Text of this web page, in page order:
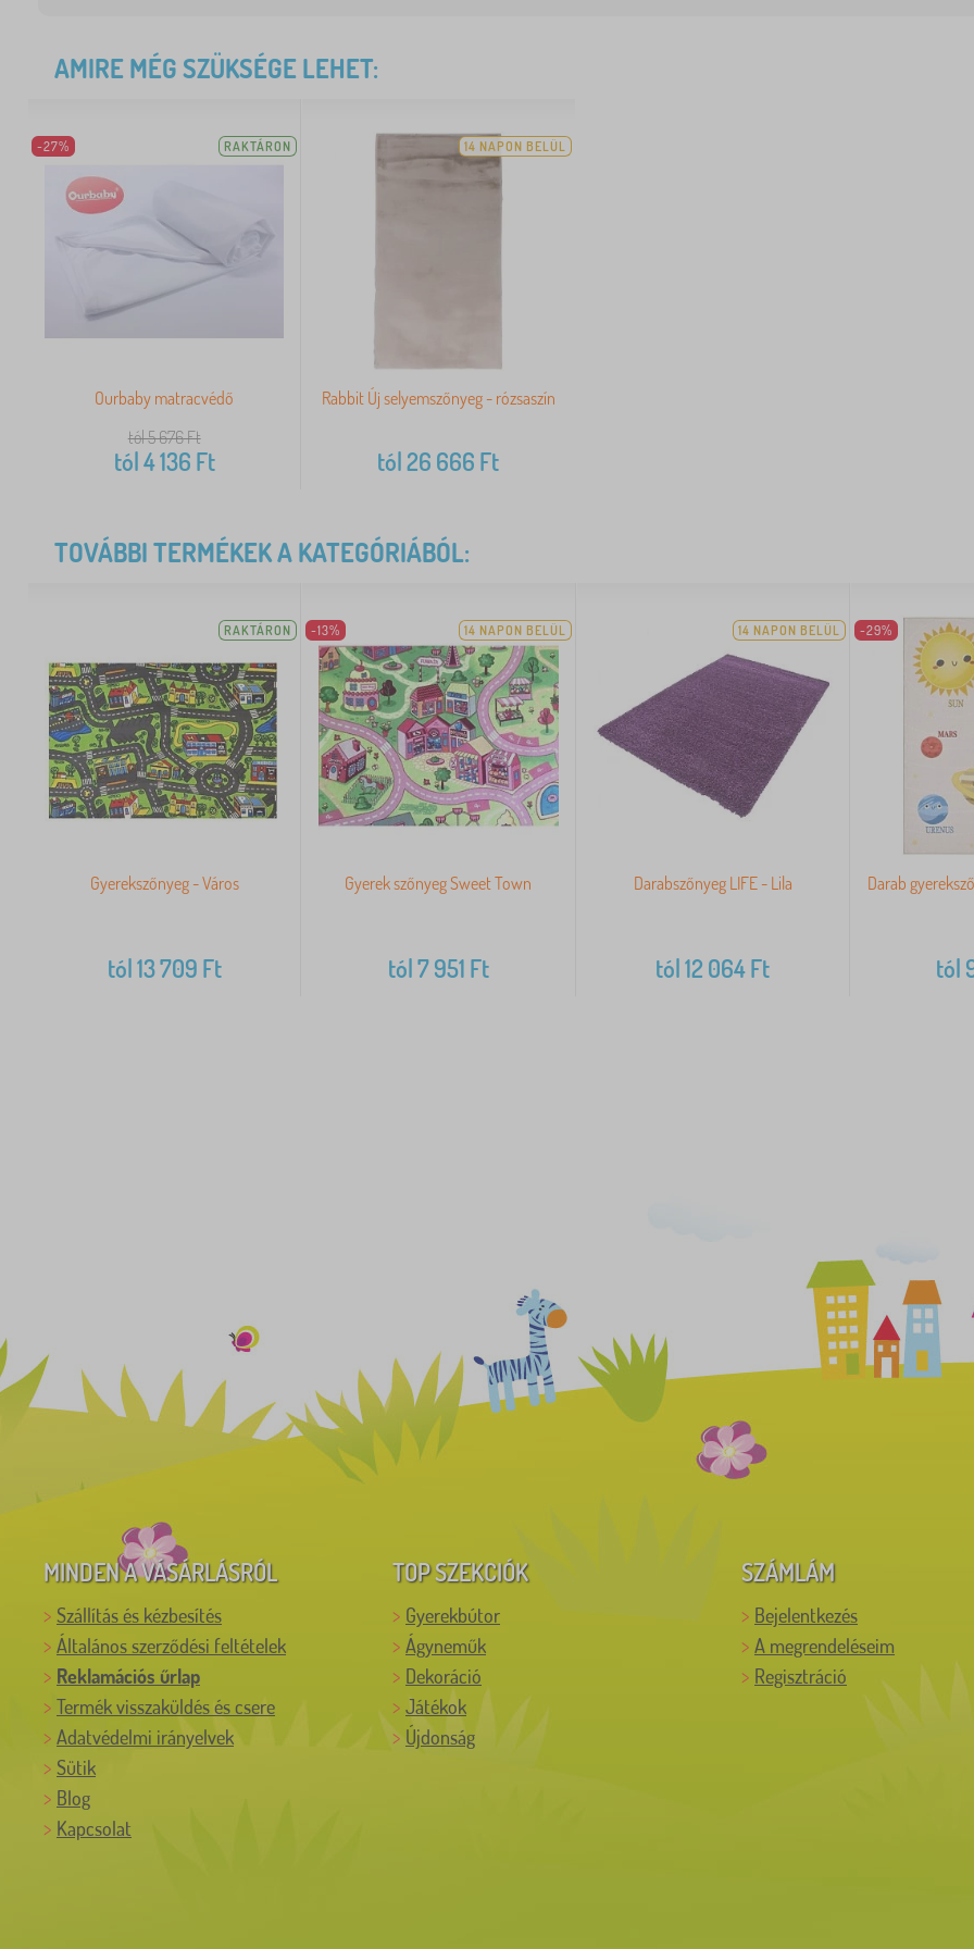
AMIRE MÉG SZÜKSÉGE LEHET:
-27% RAKTÁRON
Ourbaby matracvédő
tól 5 676Ft
tól4 136 Ft
14 NAPON BELÜL
Rabbit Új selyemszőnyeg - rózsaszín
tól26 666 Ft
TOVÁBBI TERMÉKEK A KATEGÓRIÁBÓL:
RAKTÁRON
Gyerekszőnyeg - Város
tól13 709 Ft
-13% 14 NAPON BELÜL
Gyerek szőnyeg Sweet Town
tól7 951 Ft
14 NAPON BELÜL
Darabszőnyeg LIFE - Lila
tól12 064Ft
-29%
Darab
tól
MINDEN A VÁSÁRLÁSRÓL
Szállítás és kézbesítés
Általános szerződési feltételek
Reklamációs űrlap
Termék visszaküldés és csere
Adatvédelmi irányelvek
Sütik
Blog
Kapcsolat
TOP SZEKCIÓK
Gyerekbútor
Ágyneműk
Dekoráció
Játékok
Újdonság
SZÁMLÁM
Bejelentkezés
A megrendeléseim
Regisztráció